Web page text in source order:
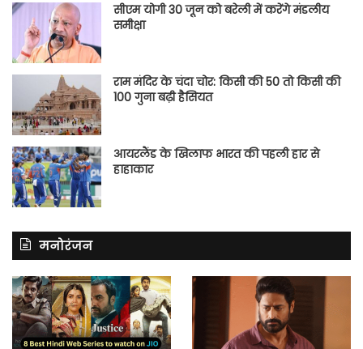
सीएम योगी 30 जून को बरेली में करेंगे मंडलीय
समीक्षा
राम मंदिर के चंदा चोर: किसी की 50 तो किसी की
100 गुना बढ़ी हैसियत
आयरलैंड के खिलाफ भारत की पहली हार से
हाहाकार
मनोरंजन